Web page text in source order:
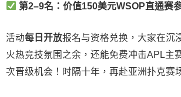
第2–9名：价值150美元WSOP直通赛
活动每日开放报名与资格兑换，大家在沉
火热竞技氛围之余，还能免费冲击APL主
次晋级机会！时隔十年，再赴亚洲扑克赛